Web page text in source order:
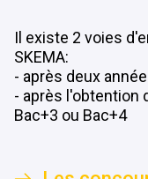
Il existe 2 voies
SKEMA:
- après deux
- après l'obtention
Bac+3 ou Bac+4